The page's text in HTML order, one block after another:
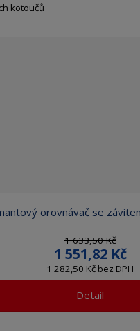
kotoučů
orovnávač se
1 633,50 Kč
1 551,82 Kč
1 282,50 Kč bez DPH
Detail